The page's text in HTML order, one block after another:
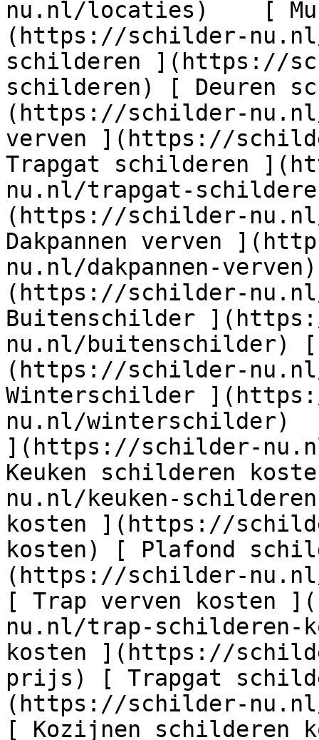
nu.nl/locaties)    [
(https://schilder-
schilderen ](https://
schilderen) [ Deuren
(https://schilder-
verven ](https://
Trapgat schilderen
nu.nl/trapgat-
(https://schilder-
Dakpannen verven
nu.nl/dakpannen-
(https://schilder-
Buitenschilder
nu.nl/buitenschilder)
(https://schilder-
Winterschilder
nu.nl/winterschilder)
](https://schilder-
Keuken schilderen
nu.nl/keuken-
kosten ](https://
kosten) [ Plafond
(https://schilder-
[ Trap verven kosten
nu.nl/trap-schilderen-
kosten ](https://
prijs) [ Trapgat
(https://schilder-
[ Kozijnen